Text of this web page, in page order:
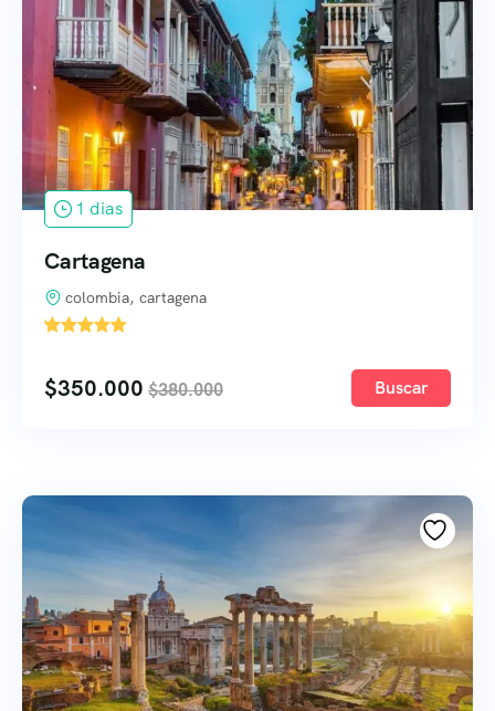
1 dias
Cartagena
colombia, cartagena
'
$350.000 $380.000 Buscar